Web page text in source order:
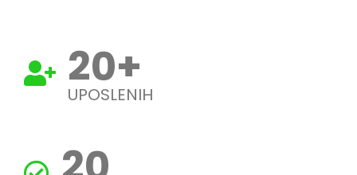
20+
UPOSLENIH